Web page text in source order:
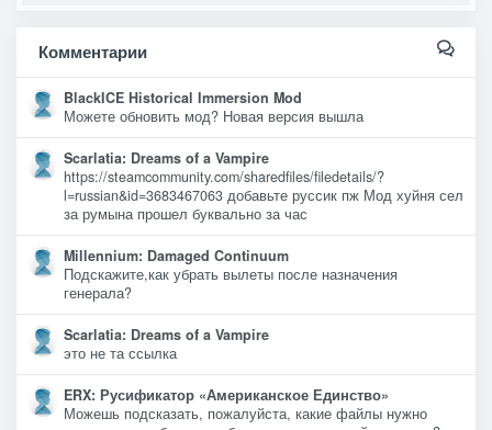
Комментарии
BlackICE Historical Immersion Mod
Можете обновить мод? Новая версия вышла
Scarlatia: Dreams of a Vampire
https://steamcommunity.com/sharedfiles/filedetails/?
l=russian&id=3683467063 добавьте руссик пж Мод хуйня сел
за румына прошел буквально за час
Millennium: Damaged Continuum
Подскажите,как убрать вылеты после назначения
генерала?
Scarlatia: Dreams of a Vampire
это не та ссылка
ERX: Русификатор «Американское Единство»
Можешь подсказать, пожалуйста, какие файлы нужно